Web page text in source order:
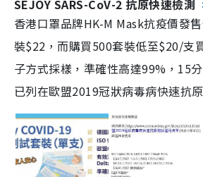
SEJOY SARS-CoV-2 抗原快速檢測
香港口罩品牌HK-M Mask抗疫價發
裝$22，而購買500套裝低至$20/支
子方式採樣，準確性高達99%，15
已列在歐盟2019冠狀病毒病快速抗